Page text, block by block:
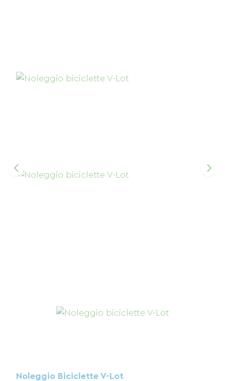
Noleggio Biciclette V-Lot